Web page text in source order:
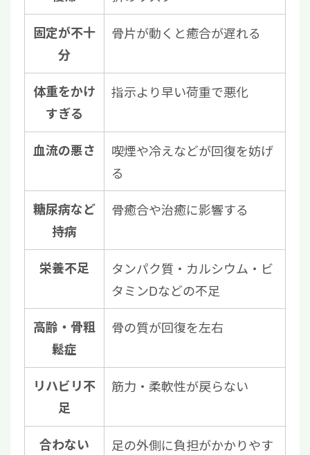
固定が不十
分
骨片が動くと癒合が遅れる
体重をかけ
すぎる
指示より早い荷重で悪化
血流の悪さ
喫煙や冷えなどが回復を妨げ
る
糖尿病など
持病
骨癒合や治癒に影響する
栄養不足
タンパク質・カルシウム・ビ
タミンDなどの不足
高齢・骨粗
鬆症
骨の質が回復を左右
リハビリ不
足
筋力・柔軟性が戻らない
合わない
足の外側に負担がかかりやす